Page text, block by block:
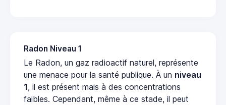
Radon Niveau 1
Le Radon, un gaz radioactif naturel, représente
une menace pour la santé publique. À un niveau
1, il est présent mais à des concentrations
faibles. Cependant, même à ce stade, il peut